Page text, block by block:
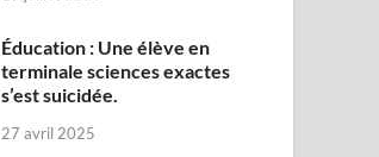
Éducation : Une élève en
terminale sciences exactes
s’est suicidée.
27 avril 2025